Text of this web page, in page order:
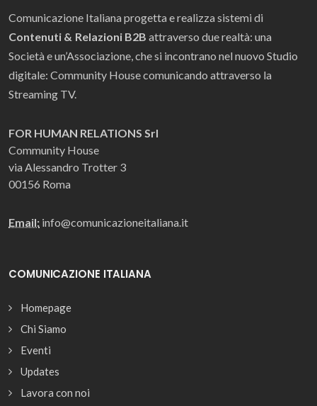
Comunicazione Italiana progetta e realizza sistemi di
Contenuti & Relazioni B2B attraverso due realtà: una
Società e un’Associazione, che si incontrano nel nuovo Studio
digitale: Community House comunicando attraverso la
Streaming TV.
FOR HUMAN RELATIONS Srl
Community House
via Alessandro Trotter 3
00156 Roma
Email: info@comunicazioneitaliana.it
COMUNICAZIONE ITALIANA
Homepage
Chi Siamo
Eventi
Updates
Lavora con noi